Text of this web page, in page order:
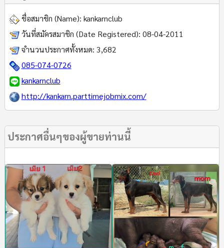
ชื่อสมาชิก (Name): kankarnclub
วันที่สมัครสมาชิก (Date Registered): 08-04-2011
จำนวนประกาศทั้งหมด: 3,682
085-074-0726
kankarnclub
http://kankarn.parttimejobmix.com/
ประกาศอื่นๆของผู้ขายท่านนี้